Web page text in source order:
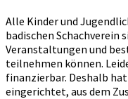
Alle Kinder und
badischen Schachverein
Veranstaltungen und
teilnehmen können.
finanzierbar. Deshalb
eingerichtet, aus dem